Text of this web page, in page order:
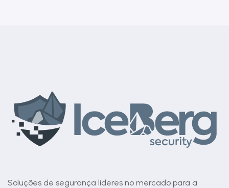
Soluções de segurança líderes no mercado para a